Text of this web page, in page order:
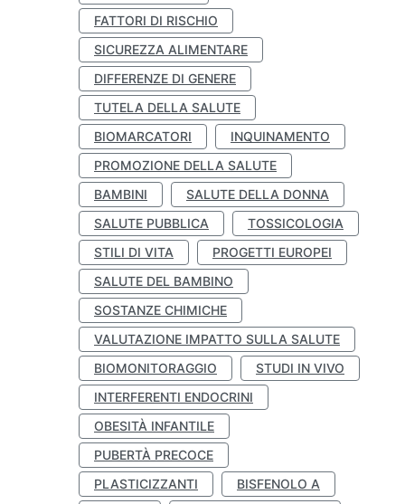
FATTORI DI RISCHIO
SICUREZZA ALIMENTARE
DIFFERENZE DI GENERE
TUTELA DELLA SALUTE
BIOMARCATORI
INQUINAMENTO
PROMOZIONE DELLA SALUTE
BAMBINI
SALUTE DELLA DONNA
SALUTE PUBBLICA
TOSSICOLOGIA
STILI DI VITA
PROGETTI EUROPEI
SALUTE DEL BAMBINO
SOSTANZE CHIMICHE
VALUTAZIONE IMPATTO SULLA SALUTE
BIOMONITORAGGIO
STUDI IN VIVO
INTERFERENTI ENDOCRINI
OBESITÀ INFANTILE
PUBERTÀ PRECOCE
PLASTICIZZANTI
BISFENOLO A